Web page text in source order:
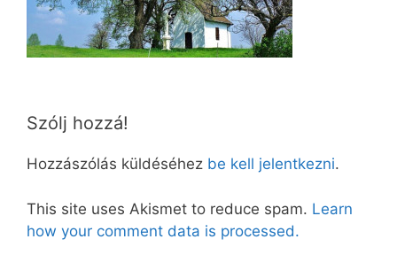
Szólj hozzá!
Hozzászólás küldéséhez be kell jelentkezni.
This site uses Akismet to reduce spam. Learn
how your comment data is processed.